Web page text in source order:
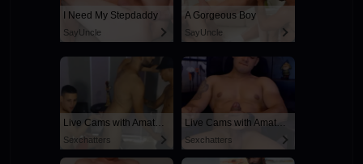
I Need My Stepdaddy
SayUncle
A Gorgeous Boy
SayUncle
Live Cams with Amateur Men
Sexchatters
Live Cams with Amateur Men
Sexchatters